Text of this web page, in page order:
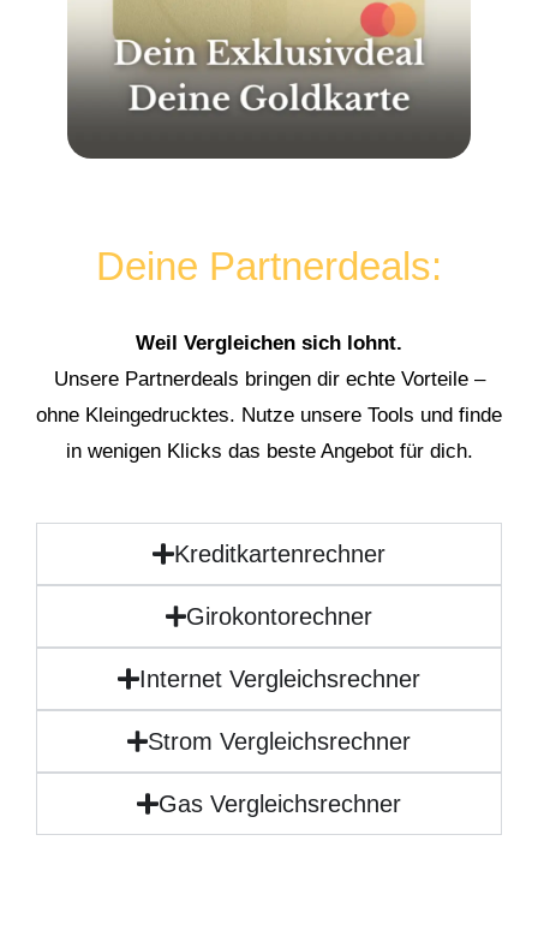
Deine Partnerdeals:
Weil Vergleichen sich lohnt.
Unsere Partnerdeals bringen dir echte Vorteile –
ohne Kleingedrucktes. Nutze unsere Tools und finde
in wenigen Klicks das beste Angebot für dich.
Kreditkartenrechner
Girokontorechner
Internet Vergleichsrechner
Strom Vergleichsrechner
Gas Vergleichsrechner